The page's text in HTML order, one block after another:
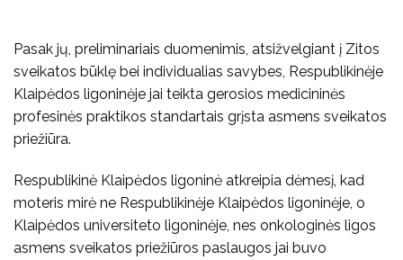
Pasak jų, preliminariais duomenimis, atsižvelgiant į Zitos
sveikatos būklę bei individualias savybes, Respublikinėje
Klaipėdos ligoninėje jai teikta gerosios medicininės
profesinės praktikos standartais grįsta asmens sveikatos
priežiūra.
Respublikinė Klaipėdos ligoninė atkreipia dėmesį, kad
moteris mirė ne Respublikinėje Klaipėdos ligoninėje, o
Klaipėdos universiteto ligoninėje, nes onkologinės ligos
asmens sveikatos priežiūros paslaugos jai buvo